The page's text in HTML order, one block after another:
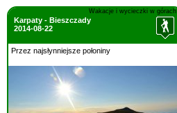
Wakacje i wycieczki w górach
Karpaty - Bieszczady
2014-08-22
Przez najsłynniejsze połoniny